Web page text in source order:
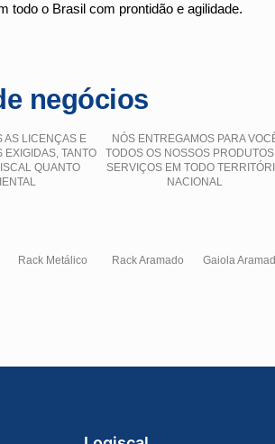
todo o Brasil com prontidão e agilidade.
negócios
AS LICENÇAS E
EXIGIDAS, TANTO
QUANTO
NÓS ENTREGAMOS PARA
TODOS OS NOSSOS
SERVIÇOS EM TODO
NACIONAL
Rack Metálico Rack Aramado Gaiola